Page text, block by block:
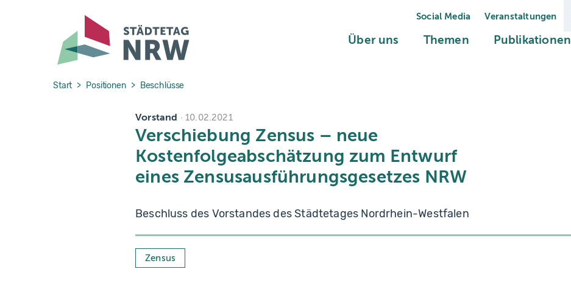
Social Media Veranstaltungen
Über uns (current)
Themen(current)Publikationen
You are here:
Start Positionen Beschlüsse
Vorstand 10.02.2021
Verschiebung Zensus – neue
Kostenfolgeabschätzung zum Entwurf
eines Zensusausführungsgesetzes NRW
Beschluss des Vorstandes des Städtetages Nordrhein-Westfalen
Zensus